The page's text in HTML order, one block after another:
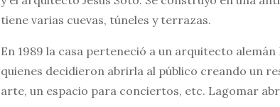
tiene varias cuevas, túneles y terrazas.
En 1989 la casa perteneció a un arquitecto
quienes decidieron abrirla al público creando un
arte, un espacio para conciertos, etc. Lagomar